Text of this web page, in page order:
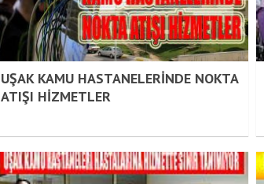
UŞAK KAMU HASTANELERİNDE NOKTA
ATIŞI HİZMETLER